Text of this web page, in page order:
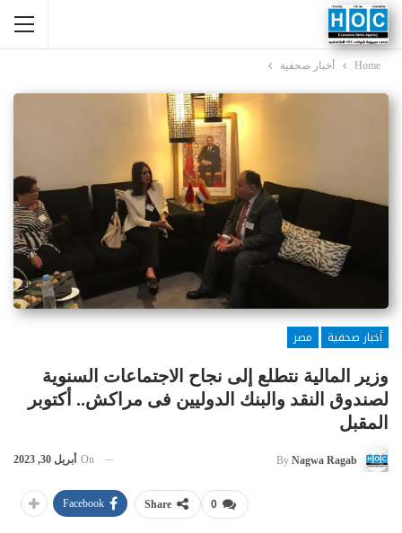
Home أخبار صحفية
أخبار صحفية
مصر
وزير المالية نتطلع إلى نجاح الاجتماعات السنوية
لصندوق النقد والبنك الدوليين فى مراكش.. أكتوبر
المقبل
By Nagwa Ragab
On أبريل 30, 2023
0
Share
Facebook